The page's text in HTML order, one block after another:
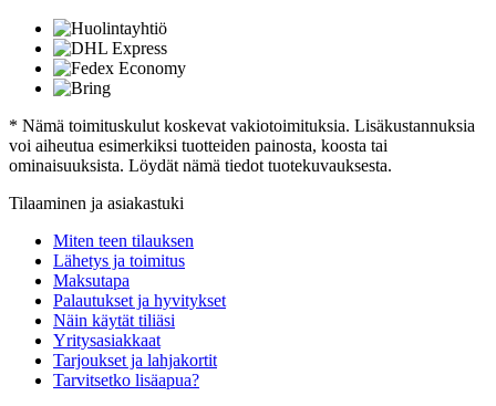
* Nämä toimituskulut koskevat vakiotoimituksia. Lisäkustannuksia
voi aiheutua esimerkiksi tuotteiden painosta, koosta tai
ominaisuuksista. Löydät nämä tiedot tuotekuvauksesta.
Tilaaminen ja asiakastuki
Miten teen tilauksen
Lähetys ja toimitus
Maksutapa
Palautukset ja hyvitykset
Näin käytät tiliäsi
Yritysasiakkaat
Tarjoukset ja lahjakortit
Tarvitsetko lisäapua?